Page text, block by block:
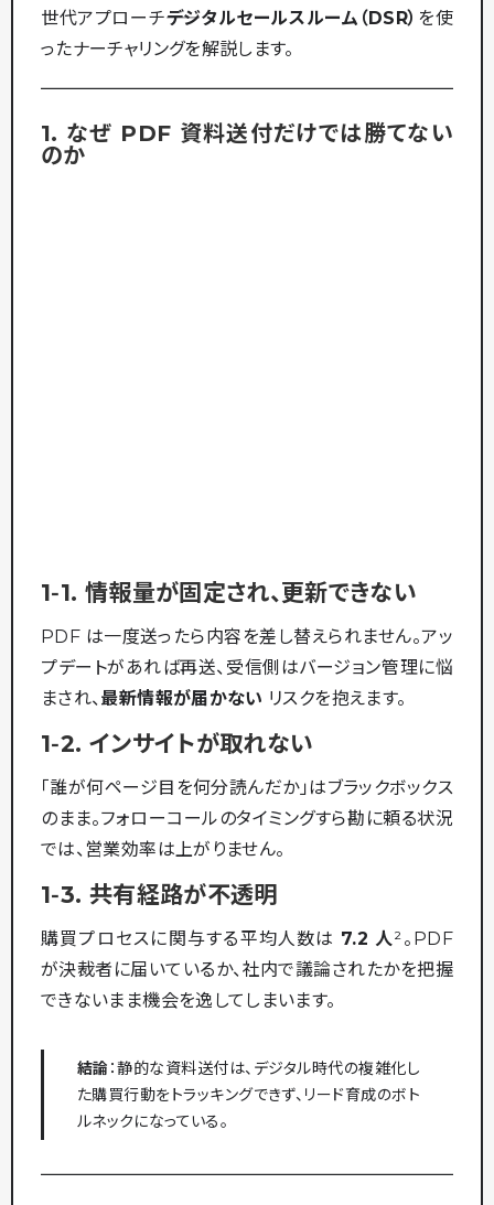
世代アプローチ――デジタルセールスルーム（DSR） を使
ったナーチャリングを解説します。
1. なぜ PDF 資料送付だけでは勝てない
のか
1‑1. 情報量が固定され、更新できない
PDF は一度送ったら内容を差し替えられません。アッ
プデートがあれば再送、受信側はバージョン管理に悩
まされ、最新情報が届かない リスクを抱えます。
1‑2. インサイトが取れない
「誰が何ページ目を何分読んだか」はブラックボックス
のまま。フォローコールのタイミングすら勘に頼る状況
では、営業効率は上がりません。
1‑3. 共有経路が不透明
購買プロセスに関与する平均人数は 7.2 人²。PDF
が決裁者に届いているか、社内で議論されたかを把握
できないまま機会を逸してしまいます。
結論 ：静的な資料送付は、デジタル時代の複雑化し
た購買行動をトラッキングできず、リード育成のボト
ルネックになっている。